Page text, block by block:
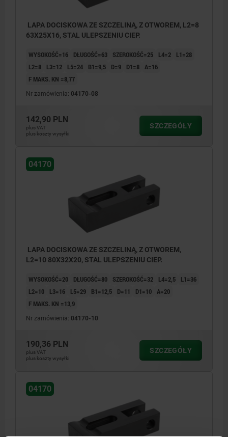
LAPA DOCISKOWA ZE SZCZELINĄ, Z OTWOREM, L2=8
63X25X16, STAL ULEPSZENIU CIEP.
WYSOKOŚĆ=16 DŁUGOŚĆ=63 SZEROKOŚĆ=25 L4=2
L1=28
L2=8
L3=12 L5=24 B1=9,5 D=9 D1=8 A=16
F MAKS. KN =8,77
Nr zamówienia: 04170-08
142,90 PLN
plus VAT
plus koszty wysyłki
SZCZEGÓŁY
04170
LAPA DOCISKOWA ZE SZCZELINĄ, Z OTWOREM,
L2=10 80X32X20, STAL ULEPSZENIU CIEP.
WYSOKOŚĆ=20 DŁUGOŚĆ=80 SZEROKOŚĆ=32 L4=2,5
L1=36
L2=10
L3=16 L5=29 B1=12,5 D=11 D1=10 A=20
F MAKS. KN =13,9
Nr zamówienia: 04170-10
190,36 PLN
plus VAT
plus koszty wysyłki
SZCZEGÓŁY
04170